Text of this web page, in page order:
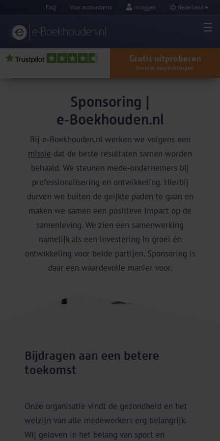
FAQ Voor accountants Inloggen Nederland
Gratis uitproberen
Zonder verplichtingen
Sponsoring |
e‑Boekhouden.nl
Bij e‑Boekhouden.nl werken we volgens een
missie dat de beste resultaten samen worden
behaald. We steunen mede-ondernemers bij
professionalisering en ontwikkeling. Hierbij
durven we buiten de geijkte paden te gaan en
maken we samen een positieve impact op de
samenleving. We zien een samenwerking
namelijk als een investering in groei én
ontwikkeling voor beide partijen. Sponsoring is
daar een waardevolle manier voor.
Bijdragen aan een betere
toekomst
Onze organisatie vindt de gezondheid en het
welzijn van alle medewerkers erg belangrijk.
Wij geloven in het belang van sport en